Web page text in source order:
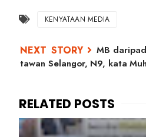
KENYATAAN MEDIA
MB
tawan Selangor, N9, kata